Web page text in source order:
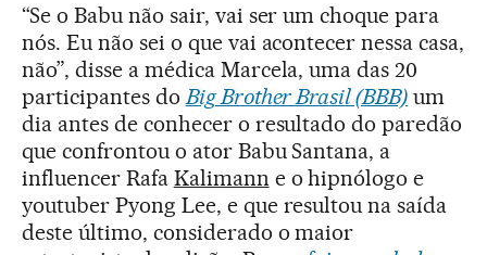
“Se o Babu não sair, vai ser um choque para
nós. Eu não sei o que vai acontecer nessa casa,
não”, disse a médica Marcela, uma das 20
participantes do Big Brother Brasil (BBB) um
dia antes de conhecer o resultado do paredão
que confrontou o ator Babu Santana, a
influencer Rafa Kalimann e o hipnólogo e
youtuber Pyong Lee, e que resultou na saída
deste último, considerado o maior